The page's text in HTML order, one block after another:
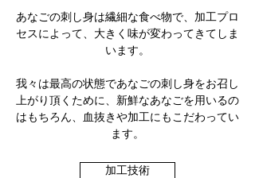
あなごの刺し身は繊細な食べ物で、加工プロ
セスによって、 大きく味が変わってきてしま
います。
​我々は最高の状態であなごの刺し身をお召し
上がり頂くために、新鮮なあなごを用いるの
はもちろん、血抜きや加工にもこだわってい
ます。
加工技術